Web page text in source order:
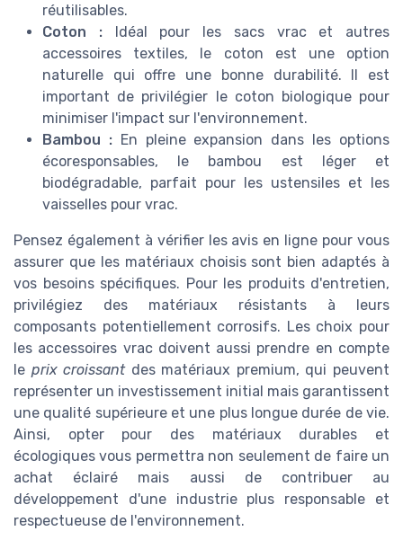
réutilisables.
Coton :Idéal pour les sacs vrac et autres
accessoires textiles, le coton est une option
naturelle qui offre une bonne durabilité. Il est
important de privilégier le coton biologique pour
minimiser l'impact sur l'environnement.
Bambou :En pleine expansion dans les options
écoresponsables, le bambou est léger et
biodégradable, parfait pour les ustensiles et les
vaisselles pour vrac.
Pensez également à vérifier les avis en ligne pour vous
assurer que les matériaux choisis sont bien adaptés à
vos besoins spécifiques. Pour les produits d'entretien,
privilégiez des matériaux résistants à leurs
composants potentiellement corrosifs. Les choix pour
les accessoires vrac doivent aussi prendre en compte
le prix croissantdes matériaux premium, qui peuvent
représenter un investissement initial mais garantissent
une qualité supérieure et une plus longue durée de vie.
Ainsi, opter pour des matériaux durables et
écologiques vous permettra non seulement de faire un
achat éclairé mais aussi de contribuer au
développement d'une industrie plus responsable et
respectueuse de l'environnement.